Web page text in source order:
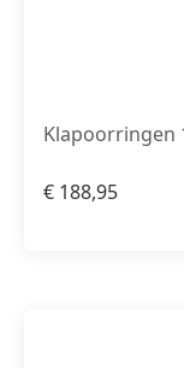
Klapoorringen
€ 188,95